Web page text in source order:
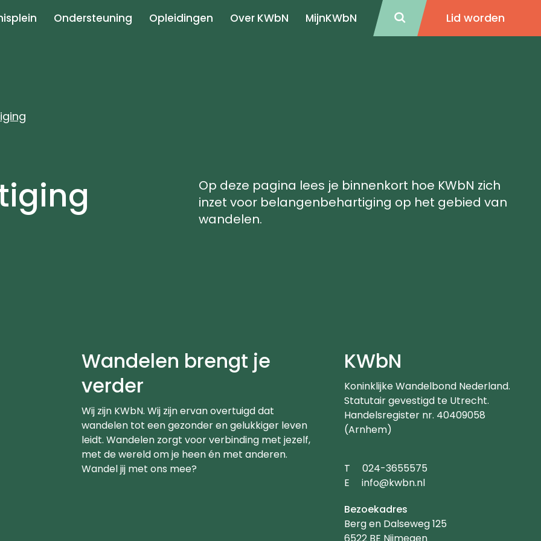
Ondersteuning Opleidingen Over KWbN MijnKWbN Lid worden
Op deze pagina lees je binnenkort hoe KWbN zich
inzet voor belangenbehartiging op het gebied van
wandelen.
Wandelen brengt je
verder
Wij zijn KWbN. Wij zijn ervan overtuigd dat
wandelen tot een gezonder en gelukkiger leven
leidt. Wandelen zorgt voor verbinding met jezelf,
met de wereld om je heen én met anderen.
Wandel jij met ons mee?
KWbN
Koninklijke Wandelbond Nederland.
Statutair gevestigd te Utrecht.
Handelsregister nr. 40409058
(Arnhem)
TTelefoonnummer
024-3655575
EEmailadres
info@kwbn.nl
Bezoekadres
Berg en Dalseweg 125